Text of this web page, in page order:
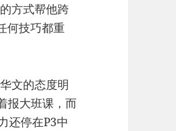
方式帮他跨
何技巧都重
文的态度明
报大班课，而
还停在P3中